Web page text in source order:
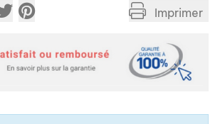
en Calcium, Magnésium etImprimer